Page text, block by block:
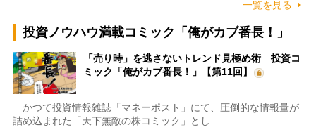
一覧を見る
投資ノウハウ満載コミック「俺がカブ番長！」
「売り時」を逃さないトレンド見極め術 投資コ
ミック「俺がカブ番長！」【第11回】
かつて投資情報雑誌「マネーポスト」にて、圧倒的な情報量が
詰め込まれた「天下無敵の株コミック」とし…